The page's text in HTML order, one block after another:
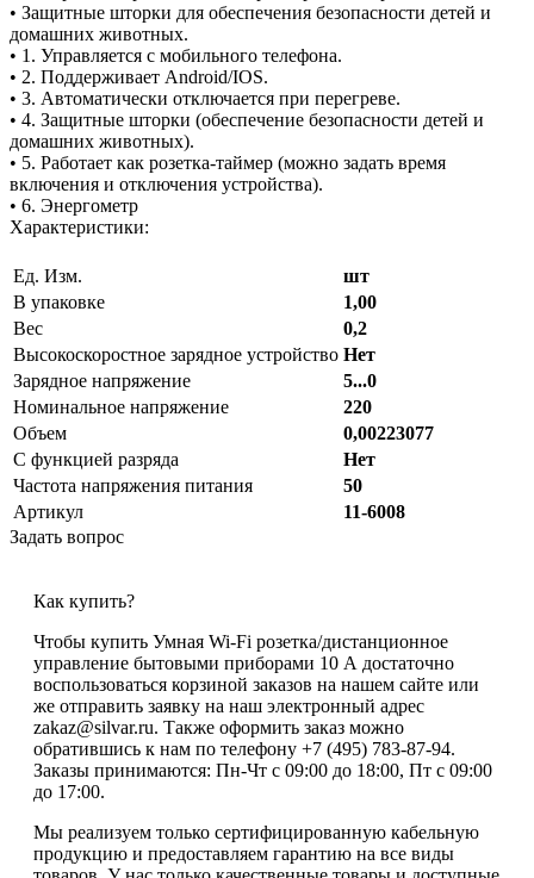
• Защитные шторки для обеспечения безопасности детей и
домашних животных.
• 1. Управляется с мобильного телефона.
• 2. Поддерживает Android/IOS.
• 3. Автоматически отключается при перегреве.
• 4. Защитные шторки (обеспечение безопасности детей и
домашних животных).
• 5. Работает как розетка-таймер (можно задать время
включения и отключения устройства).
• 6. Энергометр
Характеристики:
Ед. Изм.
шт
В упаковке
1,00
Вес
0,2
Высокоскоростное зарядное устройство Нет
Зарядное напряжение
5...0
Номинальное напряжение
220
Объем
0,00223077
С функцией разряда
Нет
Частота напряжения питания
50
Артикул
11-6008
Задать вопрос
Как купить?
Чтобы купить Умная Wi-Fi розетка/дистанционное
управление бытовыми приборами 10 А достаточно
воспользоваться корзиной заказов на нашем сайте или
же отправить заявку на наш электронный адрес
zakaz@silvar.ru. Также оформить заказ можно
обратившись к нам по телефону +7 (495) 783-87-94.
Заказы принимаются: Пн-Чт с 09:00 до 18:00, Пт с 09:00
до 17:00.
Мы реализуем только сертифицированную кабельную
продукцию и предоставляем гарантию на все виды